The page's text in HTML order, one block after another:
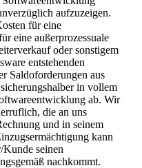
aufzuzeigen.
für eine
eine außerprozessuale
oder sonstigem
entstehenden
Saldoforderungen aus
in vollem
ab. Wir
die an uns
und in seinem
kann
seinen
nachkommt.